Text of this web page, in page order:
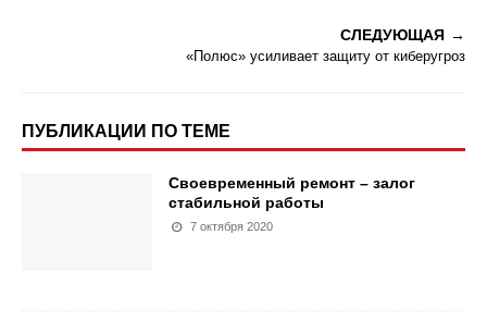
СЛЕДУЮЩАЯ
«Полюс» усиливает защиту от киберугроз
ПУБЛИКАЦИИ ПО ТЕМЕ
Своевременный ремонт – залог
стабильной работы
7 октября 2020